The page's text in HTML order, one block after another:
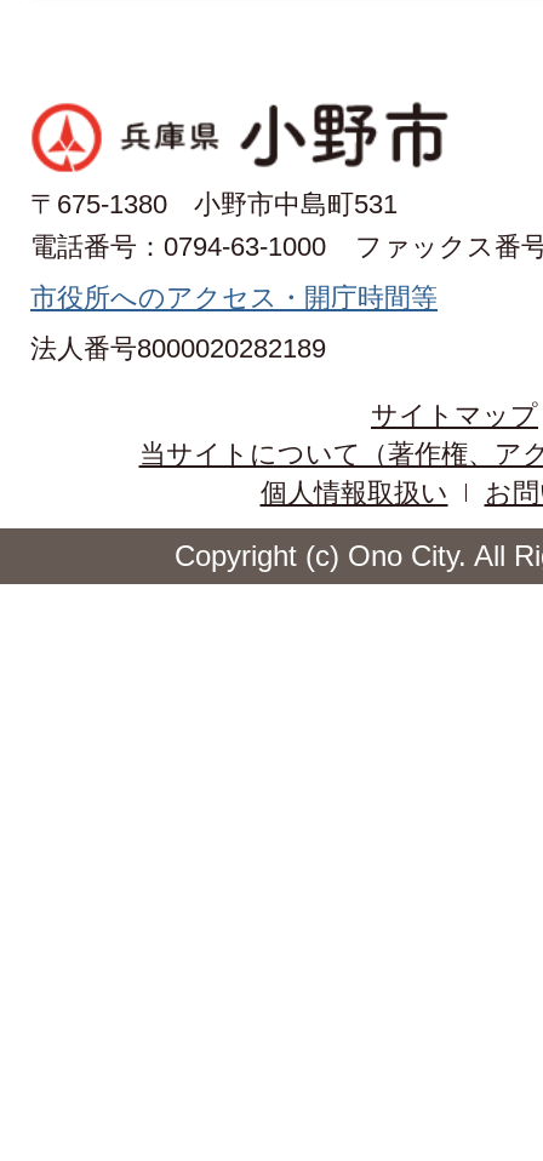
〒675-1380 小野市中島町531
電話番号：0794-63-1000
ファックス番
市役所へのアクセス・開庁時間等
法人番号8000020282189
サイトマップ
当サイトについて（著作権、ア
個人情報取扱い
お
Copyright (c) Ono City. All